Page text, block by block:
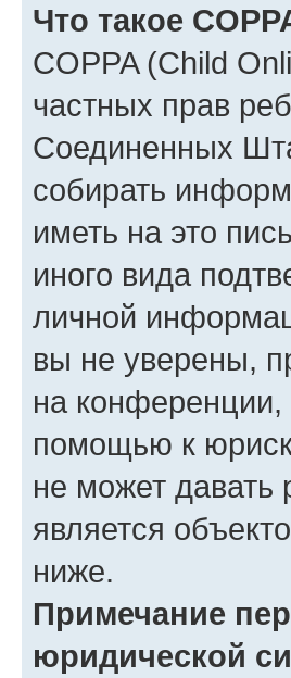
Что такое
COPPA (Child
частных прав
Соединенных
собирать
иметь на это
иного вида
личной
вы не уверены,
на конференции,
помощью к
не может
является
ниже.
Примечание
юридической